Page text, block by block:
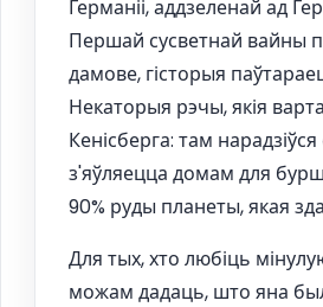
Германіі, аддзеленай ад
Першай сусветнай вайны
дамове, гісторыя
Некаторыя рэчы, якія
Кенісберга: там
з'яўляецца домам для
90% руды планеты, якая
Для тых, хто любіць
можам дадаць, што яна